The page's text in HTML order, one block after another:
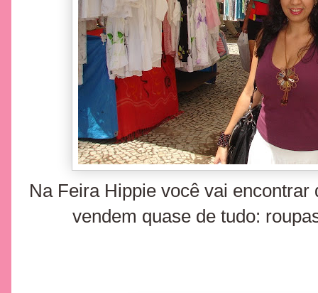
Na Feira Hippie você vai
vendem quase de tudo: